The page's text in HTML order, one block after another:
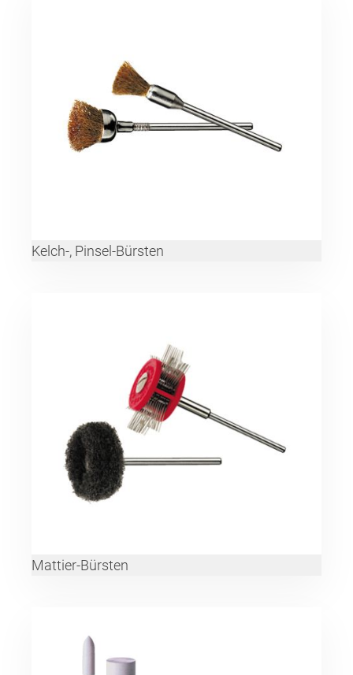
Kelch-, Pinsel-Bürsten
Mattier-Bürsten